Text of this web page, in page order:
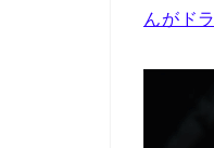
んがド